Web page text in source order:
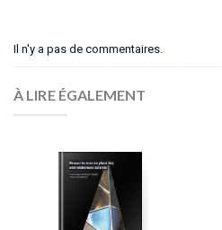
Il n'y a pas de commentaires.
À LIRE ÉGALEMENT